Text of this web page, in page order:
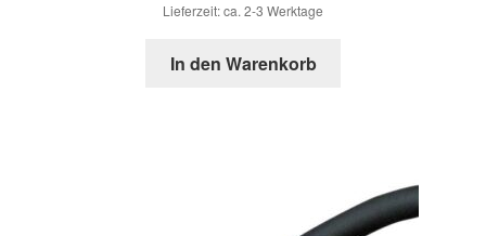
Lieferzeit: ca. 2-3 Werktage
In den Warenkorb